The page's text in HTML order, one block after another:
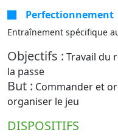
Perfectionnement
Entraînement spécifique
Objectifs : Travail du
la passe
But : Commander et
organiser le jeu
DISPOSITIFS